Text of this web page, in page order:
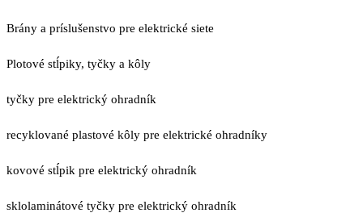
Brány a príslušenstvo pre elektrické siete
Plotové stĺpiky, tyčky a kôly
tyčky pre elektrický ohradník
recyklované plastové kôly pre elektrické ohradníky
kovové stĺpik pre elektrický ohradník
sklolaminátové tyčky pre elektrický ohradník